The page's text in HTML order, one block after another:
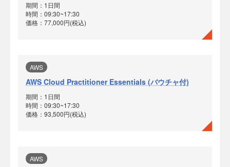
期間：1日間
時間：09:30~17:30
価格：77,000円(税込)
AWS
AWS Cloud Practitioner Essentials (バウチャ付)
期間：1日間
時間：09:30~17:30
価格：93,500円(税込)
AWS